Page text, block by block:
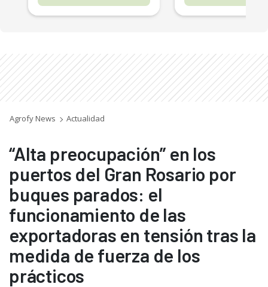
Agrofy News Actualidad
“Alta preocupación” en los
puertos del Gran Rosario por
buques parados: el
funcionamiento de las
exportadoras en tensión tras la
medida de fuerza de los
prácticos